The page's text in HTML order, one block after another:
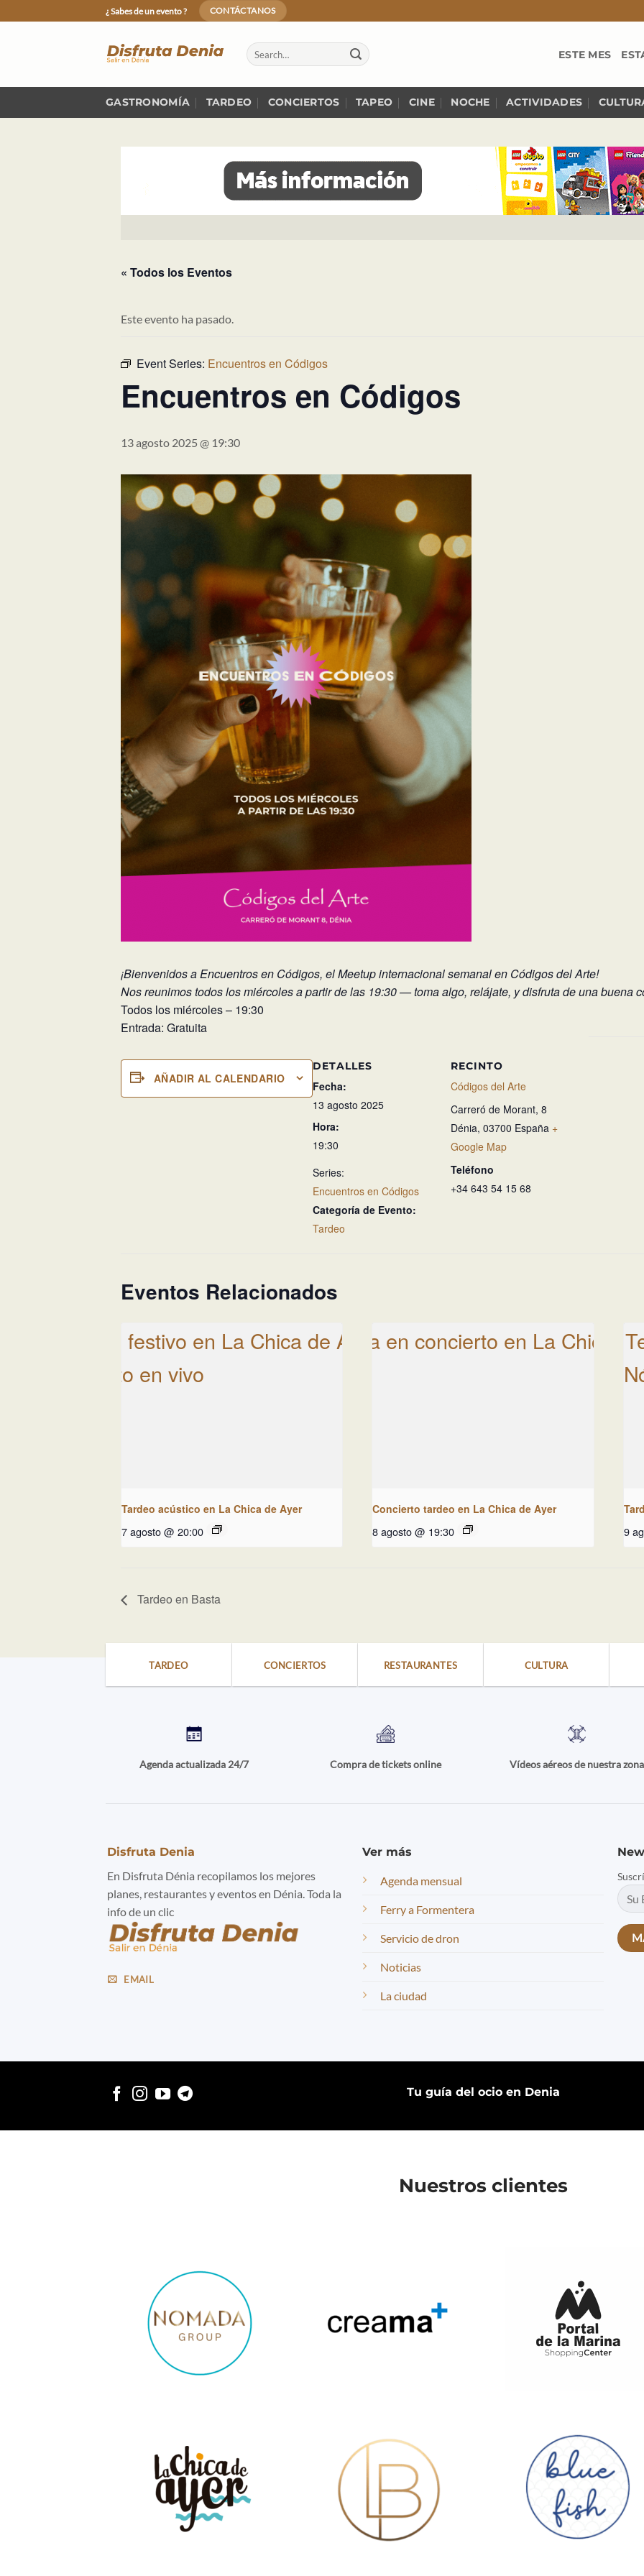
to
¿ Sabes de un evento ? CONTÁCTANOS
ESTE MES
GASTRONOMÍA TARDEO CONCIERTOS TAPEO CINE NOCHE ACTIVIDADES
« Todos los Eventos
Este evento ha pasado.
Event Series: Encuentros en Códigos
Encuentros en Códigos
13 agosto 2025 @ 19:30
​¡Bienvenidos a Encuentros en Códigos, el Meetup internacional semanal en Códigos del Arte!
Nos reunimos todos los miércoles a partir de las 19:30 — toma algo, relájate, y disfruta de una buena
Todos los miércoles – 19:30
Entrada: Gratuita
AÑADIR AL CALENDARIO
DETALLES
Fecha:
13 agosto 2025
Hora:
19:30
Series:
Encuentros en Códigos
Categoría de Evento:
Tardeo
RECINTO
Códigos del Arte
Carreró de Morant, 8
Dénia, 03700 España +
Google Map
Teléfono
+34 643 54 15 68
Eventos Relacionados
Tardeo acústico en La Chica de Ayer
7 agosto @ 20:00
Concierto tardeo en La Chica de Ayer
8 agosto @ 19:30 9
Tardeo en Basta
TARDEO CONCIERTOS RESTAURANTES CULTURA
Agenda actualizada 24/7 Compra de tickets online Vídeos aéreos de nuestra zona
Disfruta Denia
En Disfruta Dénia recopilamos los mejores
planes, restaurantes y eventos en Dénia. Toda la
info de un clic
EMAIL
Ver más
Agenda mensual
Ferry a Formentera
Servicio de dron
Noticias
La ciudad
Tu guía del ocio en Denia
Nuestros clientes